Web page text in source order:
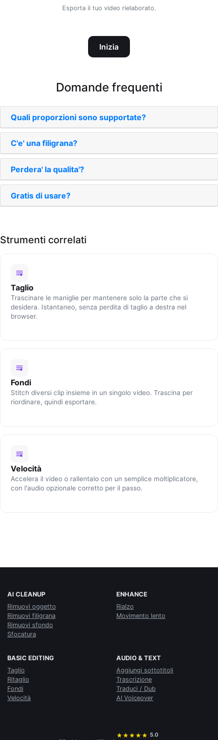
Esporta il tuo video rielaborato.
Inizia
Domande frequenti
Quali proporzioni sono supportate?
C'e' una filigrana?
Perdera' la qualita'?
Gratis di usare?
Strumenti correlati
Taglio
Trascinare le maniglie per mantenere solo la parte che si
desidera. Istantaneo, senza perdita di taglio a destra nel
browser.
Fondi
Stitch diversi clip insieme in un singolo video. Trascina per
riordinare, quindi esportare.
Velocità
Accelera il video o rallentalo con un semplice moltiplicatore,
con l'audio opzionale corretto per il passo.
AI CLEANUP
Rimuovi oggetto
Rimuovi filigrana
Rimuovi sfondo
Sfocatura
ENHANCE
Rialzo
Movimento lento
BASIC EDITING
Taglio
Ritaglio
Fondi
Velocità
AUDIO & TEXT
Aggiungi sottotitoli
Trascrizione
Traduci / Dub
AI Voiceover
★ ★ ★ ★ ★ 5.0